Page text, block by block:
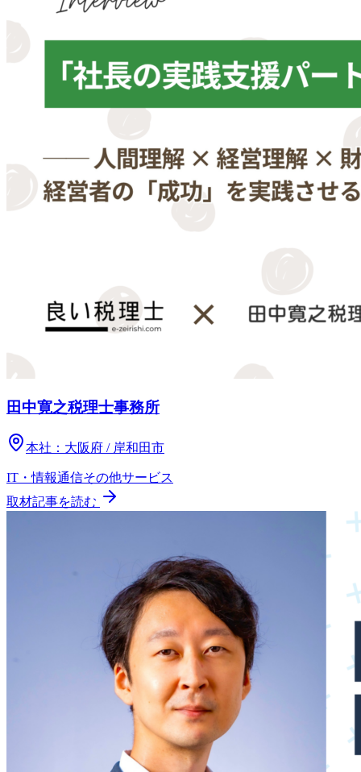
田中寛之税理士事務所
本社： 大阪府 / 岸和田市
IT・情報通信その他サービス
取材記事を読む